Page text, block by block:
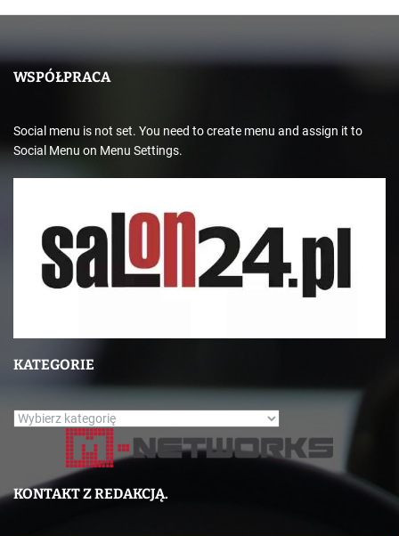
WSPÓŁPRACA
Social menu is not set. You need to create menu and assign it to
Social Menu on Menu Settings.
KATEGORIE
K
e
KONTAKT Z REDAKCJĄ.